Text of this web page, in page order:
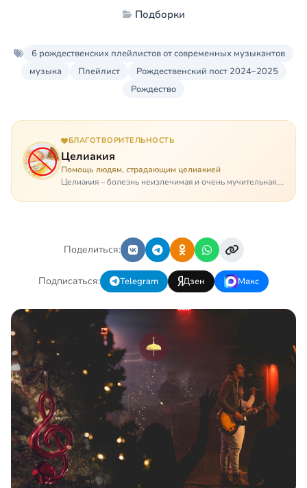
Подборки
6 рождественских плейлистов от современных музыкантов
музыка
Плейлист
Рождественский пост 2024–2025
Рождество
БЛАГОТВОРИТЕЛЬНОСТЬ
Целиакия
Помощь людям, страдающим целиакией
Целиакия – болезнь неизлечимая и очень мучительная.
целиакией страдает в одиночестве, не представляя
Поделиться:
Подписаться: Telegram Дзен Макс